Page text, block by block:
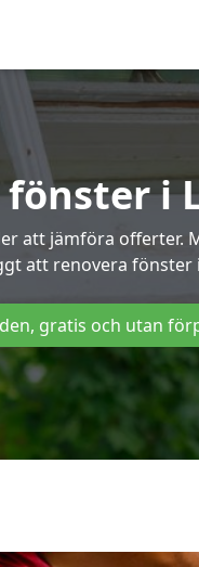
fönster i
att jämföra
att renovera fönster
gratis och utan